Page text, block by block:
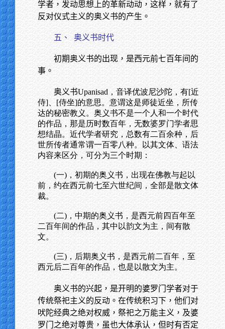
学者，发动思想上的革新动动，这样，就有了
反对仪式主义的奥义书的产生。
五、 奥义书时代
初期奥义书的出现，是西元前七百年间的
事。
奥义书Upanisad，音译优波尼沙陀，有[近
侍]、[侍坐]的意思。意谓这是师徒近坐，所传
达的秘密教义。奥义书不是一个人和一个时代
的作品，那是历时数百年，无数婆罗门学者思
想结晶。近代学者研究，总数有二百余种，后
世所传者通常谓一百零八种。以其文体、语法
内容来区分，可分为三个时期：
(一)，初期的奥义书，出现在佛教与起以
前，约在西元前七至六世纪间，全部是散文体
裁。
(二)，中期的奥义书，是西元前四百年至
二百年间的作品，其中以韵文为主，间有散
文。
(三)，后期奥义书，是西元前二百年，至
西元后二百年的作品，也是以散文为主。
奥义书的兴起，是开明的婆罗门学者对于
传统祭祀主义的反动。在传统积习下，他们对
吠陀经典之绝对权威，祭祀之万能主义，及婆
罗门之绝对尊贵，虽也大体承认，但时有否定